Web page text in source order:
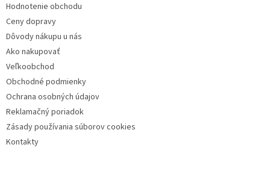
Hodnotenie obchodu
Ceny dopravy
Dôvody nákupu u nás
Ako nakupovať
Veľkoobchod
Obchodné podmienky
Ochrana osobných údajov
Reklamačný poriadok
Zásady používania súborov cookies
Kontakty